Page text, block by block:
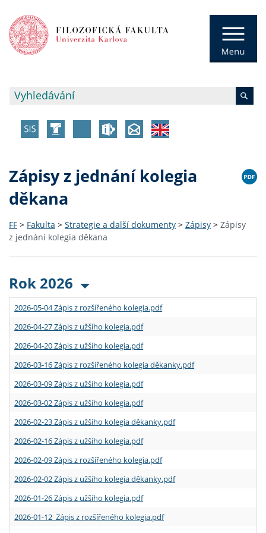
Zápisy z jednání kolegia
děkana
FF > Fakulta > Strategie a další dokumenty > Zápisy > Zápisy
z jednání kolegia děkana
Rok 2026
2026-05-04 Zápis z rozšířeného kolegia.pdf
2026-04-27 Zápis z užšího kolegia.pdf
2026-04-20 Zápis z užšího kolegia.pdf
2026-03-16 Zápis z rozšířeného kolegia děkanky.pdf
2026-03-09 Zápis z užšího kolegia.pdf
2026-03-02 Zápis z užšího kolegia.pdf
2026-02-23 Zápis z užšího kolegia děkanky.pdf
2026-02-16 Zápis z užšího kolegia.pdf
2026-02-09 Zápis z rozšířeného kolegia.pdf
2026-02-02 Zápis z užšího kolegia děkanky.pdf
2026-01-26 Zápis z užšího kolegia.pdf
2026-01-12 Zápis z rozšířeného kolegia.pdf